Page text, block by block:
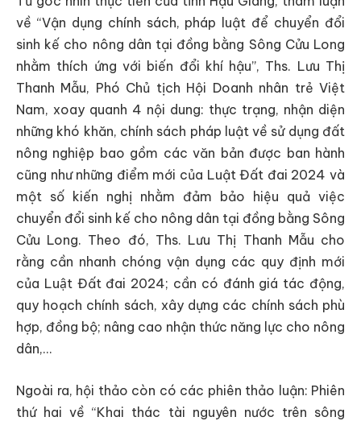
về “Vận dụng chính sách, pháp luật để chuyển đổi
sinh kế cho nông dân tại đồng bằng Sông Cửu Long
nhằm thích ứng với biến đổi khí hậu”, Ths. Lưu Thị
Thanh Mẫu, Phó Chủ tịch Hội Doanh nhân trẻ Việt
Nam, xoay quanh 4 nội dung: thực trạng, nhận diện
những khó khăn, chính sách pháp luật về sử dụng đất
nông nghiệp bao gồm các văn bản được ban hành
cũng như những điểm mới của Luật Đất đai 2024 và
một số kiến nghị nhằm đảm bảo hiệu quả việc
chuyển đổi sinh kế cho nông dân tại đồng bằng Sông
Cửu Long. Theo đó, Ths. Lưu Thị Thanh Mẫu cho
rằng cần nhanh chóng vận dụng các quy định mới
của Luật Đất đai 2024; cần có đánh giá tác động,
quy hoạch chính sách, xây dựng các chính sách phù
hợp, đồng bộ; nâng cao nhận thức năng lực cho nông
dân,…
Ngoài ra, hội thảo còn có các phiên thảo luận: Phiên
thứ hai về “Khai thác tài nguyên nước trên sông